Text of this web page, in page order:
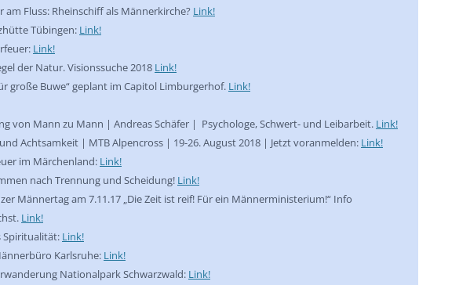
am Fluss: Rheinschiff als Männerkirche? Link!
Tübingen: Link!
Link!
der Natur. Visionssuche 2018 Link!
große Buwe“ geplant im Capitol Limburgerhof. Link!
von Mann zu Mann | Andreas Schäfer | Psychologe, Schwert- und Leibarbeit. Link!
Achtsamkeit | MTB Alpencross | 19-26. August 2018 | Jetzt voranmelden: Link!
im Märchenland: Link!
nach Trennung und Scheidung! Link!
Männertag am 7.11.17 „Die Zeit ist reif! Für ein Männerministerium!“ Info
Link!
Spiritualität: Link!
Karlsruhe: Link!
Nationalpark Schwarzwald: Link!